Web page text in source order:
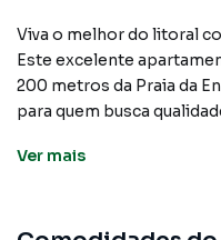
Andar Alto
Aceita Pet
Armário
Viva o melhor do litoral
Este excelente
200 metros da Praia da
para quem busca
Ver mais